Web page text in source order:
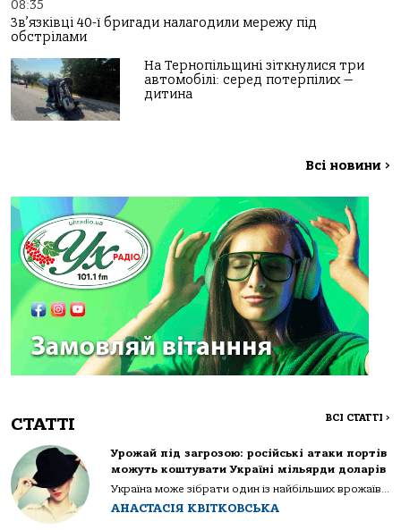
08:35
Зв’язківці 40-ї бригади налагодили мережу під
обстрілами
На Тернопільщині зіткнулися три
автомобілі: серед потерпілих —
дитина
Всі новини >
СТАТТІ ВСІ СТАТТІ >
Урожай під загрозою: російські атаки портів
можуть коштувати Україні мільярди доларів
Україна може зібрати один із найбільших врожаїв...
АНАСТАСІЯ КВІТКОВСЬКА